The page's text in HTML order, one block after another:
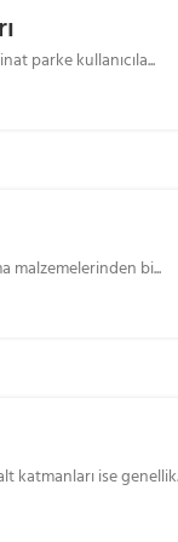
parke kullanıcıla...
malzemelerinden bi...
katmanları ise